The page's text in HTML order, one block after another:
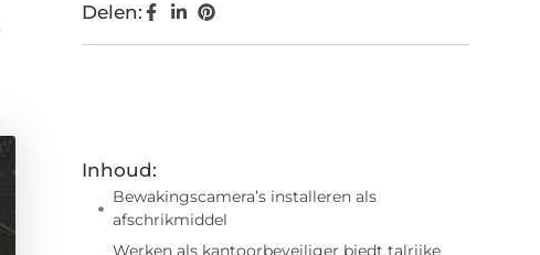
Delen:
Inhoud:
Bewakingscamera’s installeren als
afschrikmiddel
Werken als kantoorbeveiliger biedt talrijke